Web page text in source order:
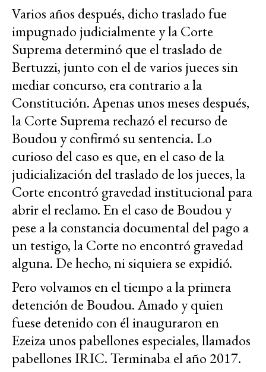
Varios años después, dicho traslado fue
impugnado judicialmente y la Corte
Suprema determinó que el traslado de
Bertuzzi, junto con el de varios jueces sin
mediar concurso, era contrario a la
Constitución. Apenas unos meses después,
la Corte Suprema rechazó el recurso de
Boudou y confirmó su sentencia. Lo
curioso del caso es que, en el caso de la
judicialización del traslado de los jueces, la
Corte encontró gravedad institucional para
abrir el reclamo. En el caso de Boudou y
pese a la constancia documental del pago a
un testigo, la Corte no encontró gravedad
alguna. De hecho, ni siquiera se expidió.
Pero volvamos en el tiempo a la primera
detención de Boudou. Amado y quien
fuese detenido con él inauguraron en
Ezeiza unos pabellones especiales, llamados
pabellones IRIC. Terminaba el año 2017.